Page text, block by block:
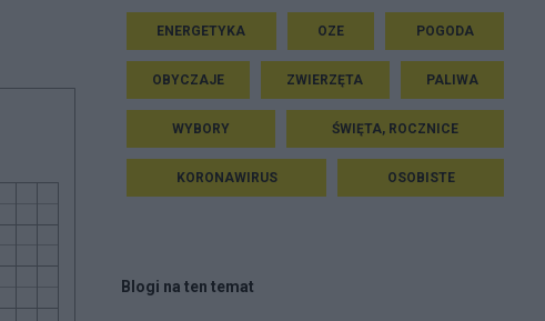
ENERGETYKA OZE POGODA
OBYCZAJE ZWIERZĘTA PALIWA
WYBORY ŚWIĘTA, ROCZNICE
KORONAWIRUS OSOBISTE
Blogi na ten temat